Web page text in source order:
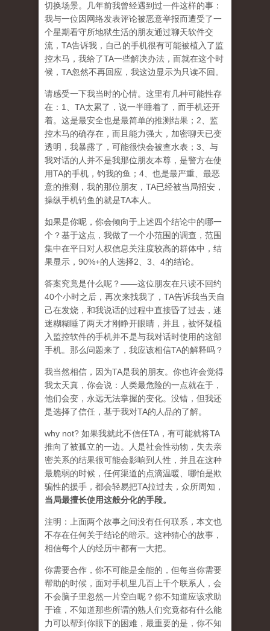
切换场景。几年前我曾经遇到过一件这样的事：
我与一位因网络发表评论被恶意举报而遭受了一
个星期看守所地狱生活的朋友通过聊天软件交
流，TA告诉我，自己的手机很有可能被植入了监
控木马，我给了TA一些解决办法，而就在这个时
候，TA忽然不再回应，我这边显示为只读不回。
请感受一下我当时的心情。这里有几种可能性存
在：1、TA太累了，说一半睡着了，而手机还开
着。这是最安全也是最简单的推测结果；2、监
控木马的确存在，而且能力强大，加密聊天已变
透明，我暴露了，可能很快会被查水表；3、与
我对话的人并不是我那位朋友本尊，是警方在使
用TA的手机，钓我的鱼；4、也是最严重、最恶
意的推测，我的那位朋友，TA已经被当局招安，
操纵手机钓鱼的就是TA本人。
如果是你呢，你会倾向于上述四个结论中的哪一
个？基于这点，我做了一个小范围的调查，范围
集中在平日对人权信息关注度较高的群体中，结
果显示，90%+的人选择2、3、4的结论。
答案究竟是什么呢？——这位朋友在只读不回约
40个小时之后，再次来找我了，TA告诉我当天自
己在发烧，和我说话的过程中直接昏了过去，迷
迷糊糊睡了两天才刚睁开眼睛，并且，被怀疑植
入监控软件的手机并不是与我对话时使用的这部
手机。那么问题来了，我应该相信TA的解释吗？
我当然相信，因为TA是我的朋友。你也许会觉得
我太天真，你会说：人类最危险的一点就在于，
他们会变，永远无法掌握的变化。没错，但我还
是选择了信任，基于我对TA的人品的了解。
why not? 如果我就此不信任TA，有可能就将TA
推向了被孤立的一边。人是社会性动物，失去亲
密关系的结果很可能会影响到人性，并且在这种
最脆弱的时候，任何渠道的点滴温暖、哪怕是欺
骗性的援手，都会轻易把TA拉过去，众所周知，
当局最擅长使用这般分化的手段。
注明：上面两个故事之间没有任何联系，本文也
不存在任何关于结论的暗示。这种猜心的故事，
相信每个人的经历中都有一大把。
你需要合作，你不可能是全能的，但每当你需要
帮助的时候，面对手机里几百上千个联系人，会
不会脑子里忽然一片空白呢？你不知道应该求助
于谁，不知道那些所谓的熟人们究竟都有什么能
力可以帮到你眼下的困难，最重要的是，你不知